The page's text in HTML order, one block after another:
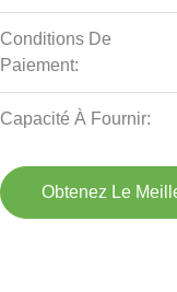
Conditions De
Paiement:
Capacité À Fournir:
Obtenez Le